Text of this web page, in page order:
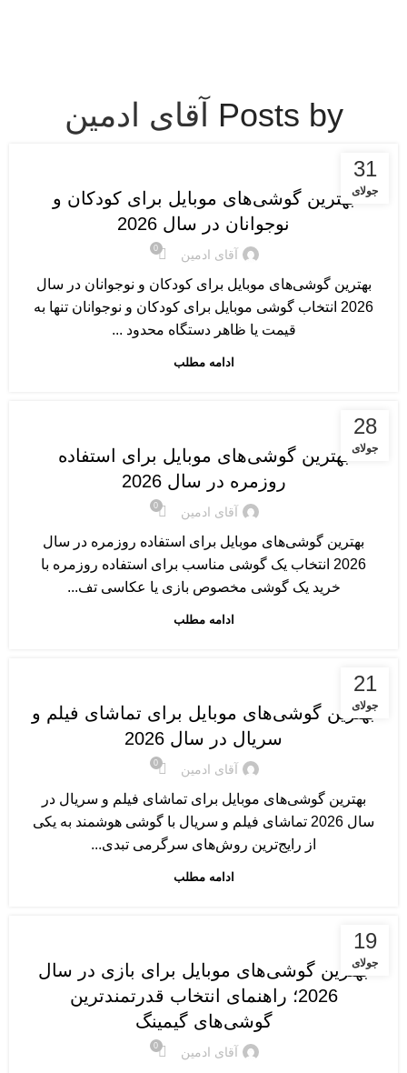
Posts by آقای ادمین
31
جولای
گوشی های موبایل
بهترین گوشی‌های موبایل برای کودکان و
نوجوانان در سال 2026
آقای ادمین 0
بهترین گوشی‌های موبایل برای کودکان و نوجوانان در سال
2026 انتخاب گوشی موبایل برای کودکان و نوجوانان تنها به
قیمت یا ظاهر دستگاه محدود ...
ادامه مطلب
28
جولای
گوشی های موبایل
بهترین گوشی‌های موبایل برای استفاده
روزمره در سال 2026
آقای ادمین 0
بهترین گوشی‌های موبایل برای استفاده روزمره در سال
2026 انتخاب یک گوشی مناسب برای استفاده روزمره با
خرید یک گوشی مخصوص بازی یا عکاسی تف...
ادامه مطلب
21
جولای
گوشی های موبایل
بهترین گوشی‌های موبایل برای تماشای فیلم و
سریال در سال 2026
آقای ادمین 0
بهترین گوشی‌های موبایل برای تماشای فیلم و سریال در
سال 2026 تماشای فیلم و سریال با گوشی هوشمند به یکی
از رایج‌ترین روش‌های سرگرمی تبدی...
ادامه مطلب
19
جولای
گوشی های موبایل
بهترین گوشی‌های موبایل برای بازی در سال
2026؛ راهنمای انتخاب قدرتمندترین
گوشی‌های گیمینگ
آقای ادمین 0